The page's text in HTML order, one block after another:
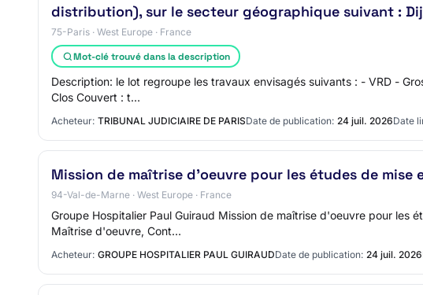
distribution), sur le secteur géographique suivant :
75-Paris · West Europe · France
Mot-clé trouvé dans la description
Description: le lot regroupe les travaux envisagés suivants : - VRD -
Clos Couvert : t…
Acheteur: TRIBUNAL JUDICIAIRE DE PARISDate de publication: 24 juil. 2026Date
Mission de maîtrise d'oeuvre pour les études de
94-Val-de-Marne · West Europe · France
Groupe Hospitalier Paul Guiraud Mission de maîtrise d'oeuvre pour
Maîtrise d'oeuvre, Cont…
Acheteur: GROUPE HOSPITALIER PAUL GUIRAUDDate de publication: 24 juil. 2026